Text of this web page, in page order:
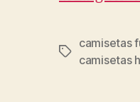
Etiquetas
camisetas
camisetas